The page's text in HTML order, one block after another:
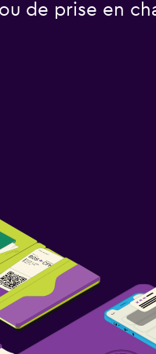
de prise en